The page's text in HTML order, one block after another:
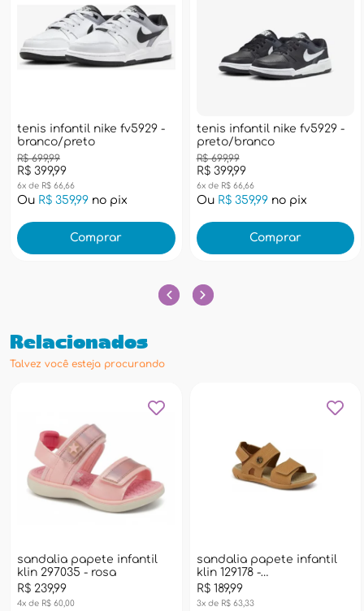
tenis infantil nike fv5929 -
branco/preto
R$ 399,99
R$ 699,99
6x de R$ 66,66
Ou R$ 359,99 no pix
Comprar
tenis infantil nike fv5929 -
preto/branco
R$ 399,99
R$ 699,99
6x de R$ 66,66
Ou R$ 359,99no pix
Comprar
Relacionados
Talvez você esteja procurando
sandalia papete infantil
klin 297035 - rosa
R$ 239,99
4x de R$ 60,00
sandalia papete infantil
klin 129178 -
capuccino/caramelo
R$ 189,99
3x de R$ 63,33